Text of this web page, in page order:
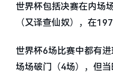
世界杯包括决赛在内场
（又译查仙奴），在
世界杯6场比赛中都有
场场破门（4场），但